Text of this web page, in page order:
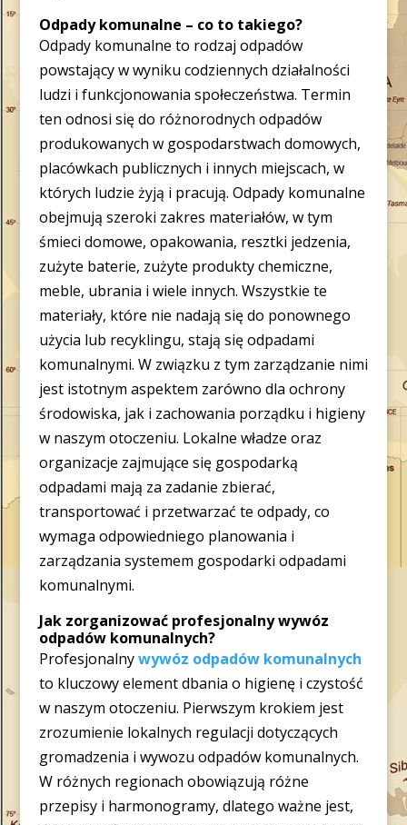
Odpady komunalne – co to takiego?
Odpady komunalne to rodzaj odpadów
powstający w wyniku codziennych działalności
ludzi i funkcjonowania społeczeństwa. Termin
ten odnosi się do różnorodnych odpadów
produkowanych w gospodarstwach domowych,
placówkach publicznych i innych miejscach, w
których ludzie żyją i pracują. Odpady komunalne
obejmują szeroki zakres materiałów, w tym
śmieci domowe, opakowania, resztki jedzenia,
zużyte baterie, zużyte produkty chemiczne,
meble, ubrania i wiele innych. Wszystkie te
materiały, które nie nadają się do ponownego
użycia lub recyklingu, stają się odpadami
komunalnymi. W związku z tym zarządzanie nimi
jest istotnym aspektem zarówno dla ochrony
środowiska, jak i zachowania porządku i higieny
w naszym otoczeniu. Lokalne władze oraz
organizacje zajmujące się gospodarką
odpadami mają za zadanie zbierać,
transportować i przetwarzać te odpady, co
wymaga odpowiedniego planowania i
zarządzania systemem gospodarki odpadami
komunalnymi.
Jak zorganizować profesjonalny wywóz
odpadów komunalnych?
Profesjonalnywywóz odpadów komunalnych
to kluczowy element dbania o higienę i czystość
w naszym otoczeniu. Pierwszym krokiem jest
zrozumienie lokalnych regulacji dotyczących
gromadzenia i wywozu odpadów komunalnych.
W różnych regionach obowiązują różne
przepisy i harmonogramy, dlatego ważne jest,